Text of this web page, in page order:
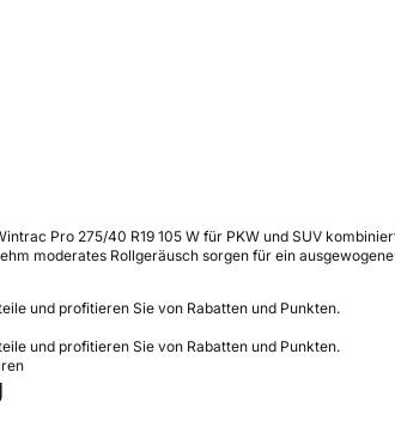
Pro 275/40 R19 105 W für PKW und SUV
moderates Rollgeräusch sorgen für ein
und profitieren Sie von Rabatten und Punkten.
und profitieren Sie von Rabatten und Punkten.